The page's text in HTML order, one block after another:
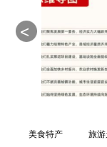
美食特产 旅